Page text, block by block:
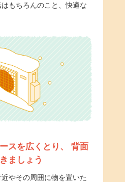
もちろんのこと、快適な
スを広くとり、
背面
ましょう
やその周囲に物を置いた